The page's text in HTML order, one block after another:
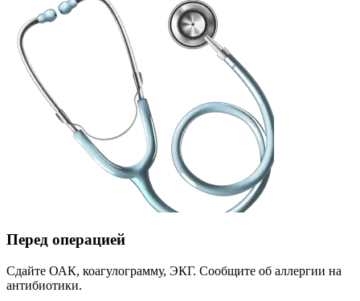
Перед операцией
Сдайте ОАК, коагулограмму, ЭКГ. Сообщите об аллергии на
антибиотики.